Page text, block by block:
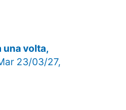
una volta,
23/03/27,